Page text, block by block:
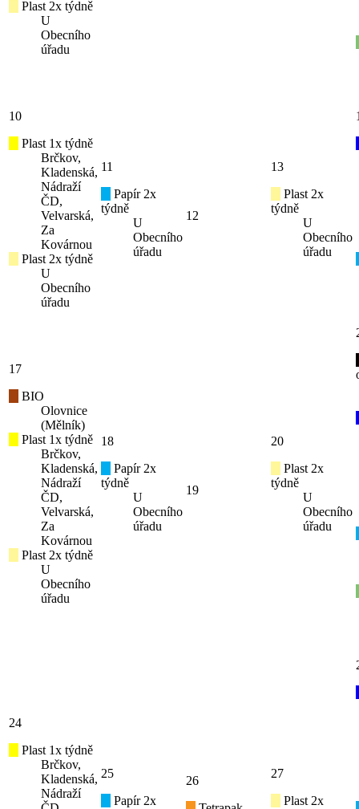
Plast 2x týdně
U
Obecního
úřadu
10
Plast 1x týdně
Brčkov,
Kladenská,
Nádraží
ČD,
Velvarská,
Za
Kovárnou
Plast 2x týdně
U
Obecního
úřadu
11
Papír 2x
týdně
U
Obecního
úřadu
12
13
Plast 2x
týdně
U
Obecního
úřadu
17
BIO
Olovnice
(Mělník)
Plast 1x týdně
Brčkov,
Kladenská,
Nádraží
ČD,
Velvarská,
Za
Kovárnou
Plast 2x týdně
U
Obecního
úřadu
18
Papír 2x
týdně
U
Obecního
úřadu
19
20
Plast 2x
týdně
U
Obecního
úřadu
24
Plast 1x týdně
Brčkov,
Kladenská,
Nádraží
25
Papír 2x
26
27
Plast 2x